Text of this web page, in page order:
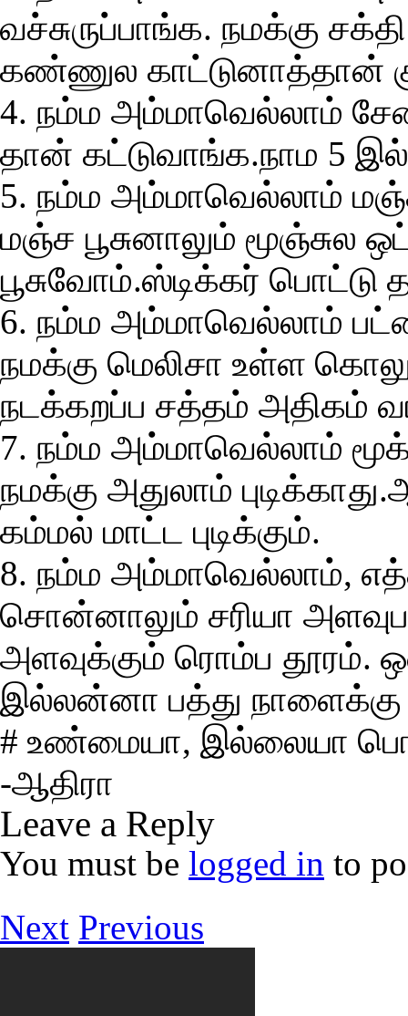
வச்சுருப்பாங்க. நமக்கு
கண்ணுல காட்டுனாத்தான்
4. நம்ம அம்மாவெல்லாம்
தான் கட்டுவாங்க.நாம 5
5. நம்ம அம்மாவெல்லாம்
மஞ்ச பூசுனாலும்
பூசுவோம்.ஸ்டிக்கர்
6. நம்ம அம்மாவெல்லாம்
நமக்கு மெலிசா உள்ள
நடக்கறப்ப சத்தம் அதிகம்
7. நம்ம அம்மாவெல்லாம்
நமக்கு அதுலாம்
கம்மல் மாட்ட புடிக்கும்.
8. நம்ம அம்மாவெல்லாம்,
சொன்னாலும் சரியா
அளவுக்கும் ரொம்ப தூரம்.
இல்லன்னா பத்து நாளைக்கு
# உண்மையா, இல்லையா
-ஆதிரா
Leave a Reply
You must be logged in to
Next Previous